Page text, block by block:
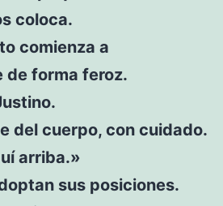
coloca.
comienza a
de forma feroz.
del cuerpo, con cuidado.
arriba.»
sus posiciones.